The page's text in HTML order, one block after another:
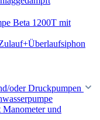
Beta 1200T mit
oder Druckpumpen
und